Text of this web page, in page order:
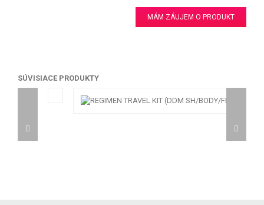
MÁM ZÁUJEM O PRODUKT
SÚVISIACE PRODUKTY